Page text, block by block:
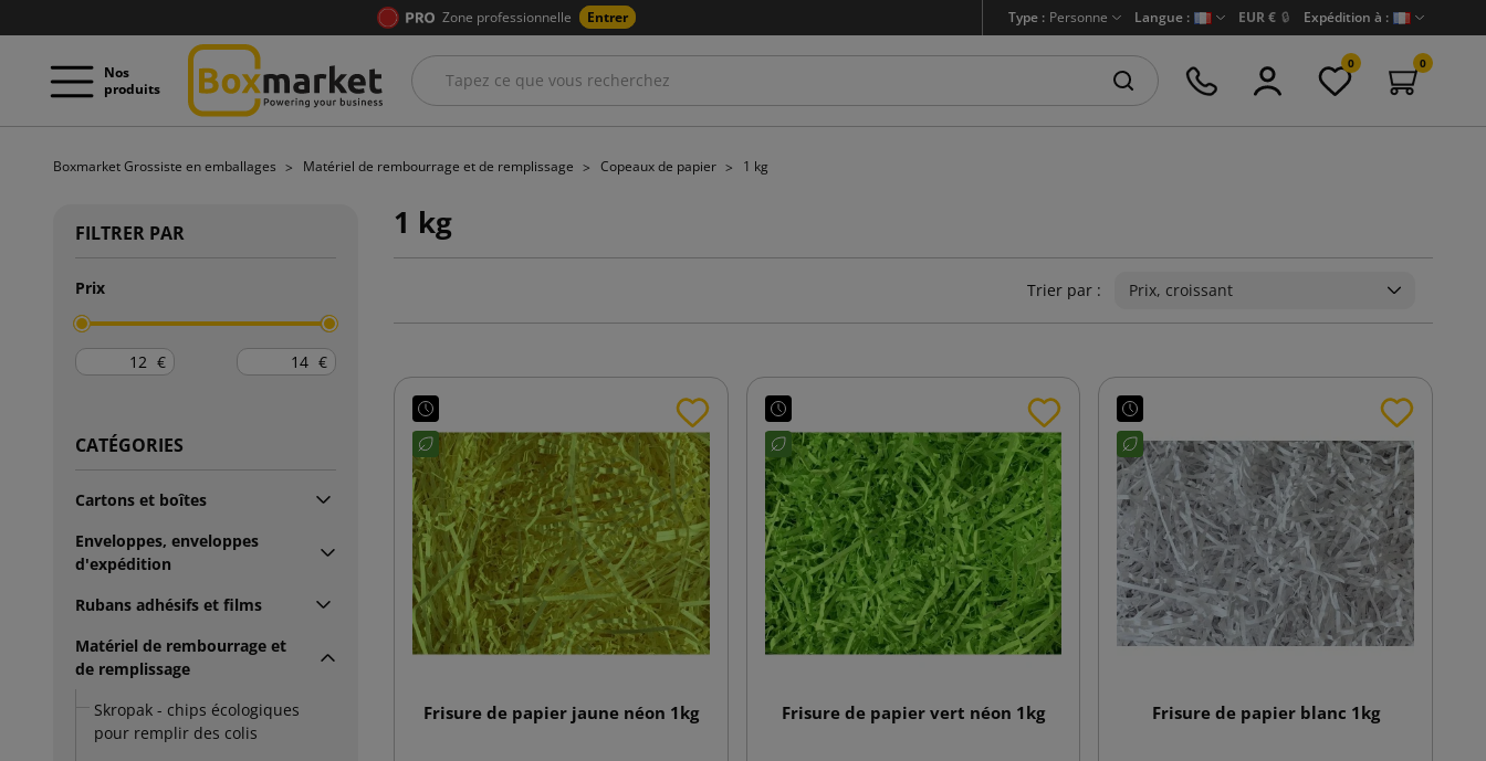
Zone professionnelle Entrer Type : Personne Langue : EUR € 🔒 Expédition à :
Nos
produits
0 0
Boxmarket Grossiste en emballages Matériel de rembourrage et de remplissage Copeaux de papier 1 kg
FILTRER PAR
Prix
€ €
CATÉGORIES
Cartons et boîtes
Enveloppes, enveloppes
d'expédition
Rubans adhésifs et films
Matériel de rembourrage et
de remplissage
Skropak - chips écologiques
pour remplir des colis
1 kg
Trier par : Prix, croissant
Frisure de papier jaune néon 1kg Frisure de papier vert néon 1kg Frisure de papier blanc 1kg